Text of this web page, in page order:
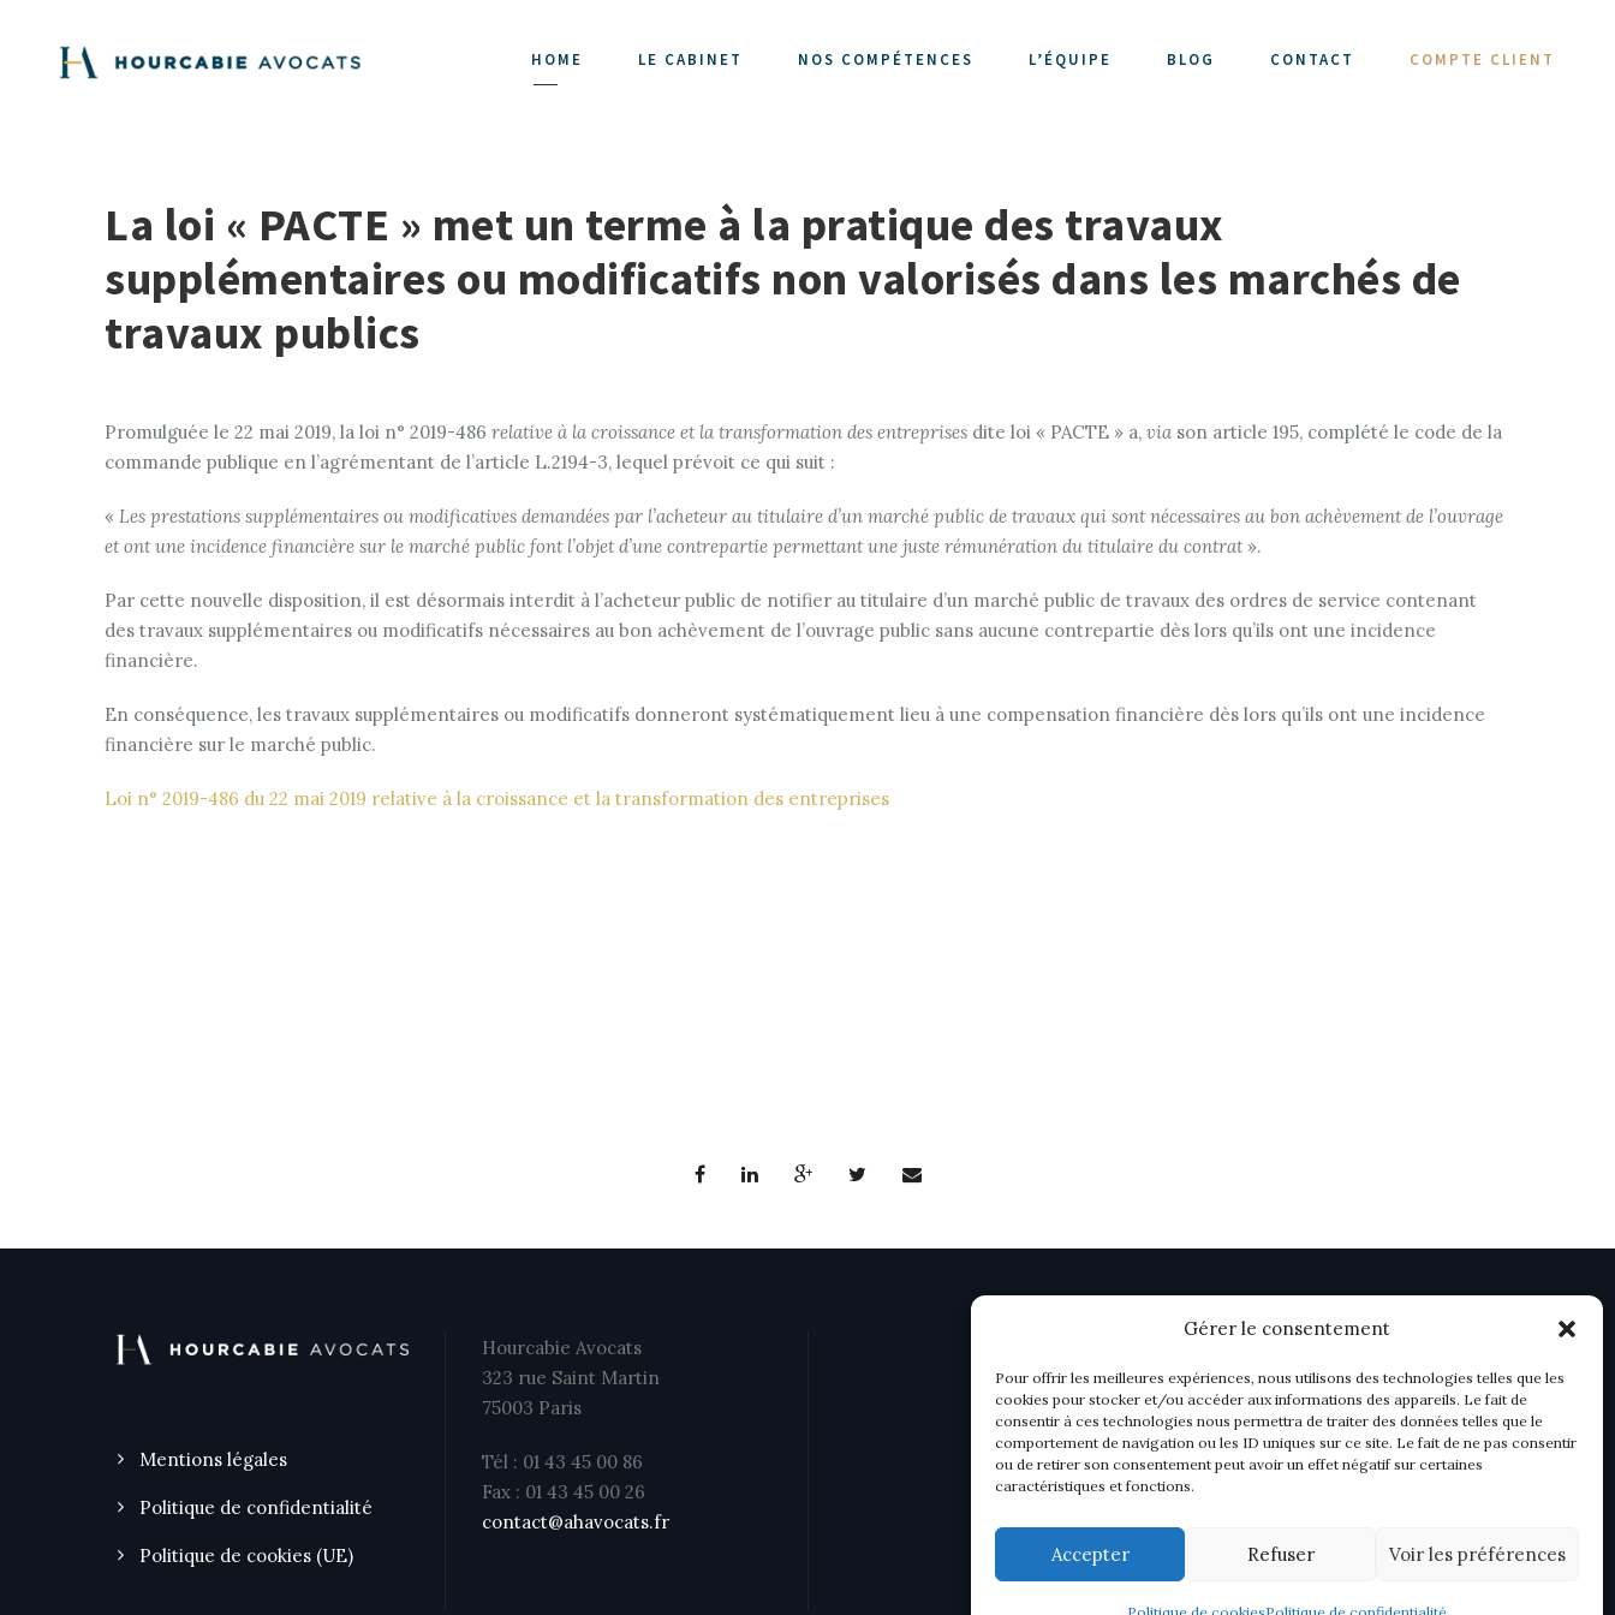
Gérer le consentement
Pour offrir les meilleures expériences, nous utilisons des technologies telles que les
cookies pour stocker et/ou accéder aux informations des appareils. Le fait de
consentir à ces technologies nous permettra de traiter des données telles que le
comportement de navigation ou les ID uniques sur ce site. Le fait de ne pas consentir
ou de retirer son consentement peut avoir un effet négatif sur certaines
caractéristiques et fonctions.
Accepter Refuser Voir les préférences
HOME LE CABINET NOS COMPÉTENCES L’ÉQUIPE BLOG CONTACT COMPTE CLIENT
La loi « PACTE » met un terme à la pratique des travaux
supplémentaires ou modificatifs non valorisés dans les marchés de
travaux publics
Promulguée le 22 mai 2019, la loi n° 2019-486 relative à la croissance et la transformation des entreprises dite loi « PACTE » a, via son article 195, complété le code de la
commande publique en l’agrémentant de l’article L.2194-3, lequel prévoit ce qui suit :
« Les prestations supplémentaires ou modificatives demandées par l’acheteur au titulaire d’un marché public de travaux qui sont nécessaires au bon achèvement de l’ouvrage
et ont une incidence financière sur le marché public font l’objet d’une contrepartie permettant une juste rémunération du titulaire du contrat».
Par cette nouvelle disposition, il est désormais interdit à l’acheteur public de notifier au titulaire d’un marché public de travaux des ordres de service contenant
des travaux supplémentaires ou modificatifs nécessaires au bon achèvement de l’ouvrage public sans aucune contrepartie dès lors qu’ils ont une incidence
financière.
En conséquence, les travaux supplémentaires ou modificatifs donneront systématiquement lieu à une compensation financière dès lors qu’ils ont une incidence
financière sur le marché public.
Loi n° 2019-486 du 22 mai 2019 relative à la croissance et la transformation des entreprises
Mentions légales
Politique de confidentialité
Politique de cookies (UE)
Hourcabie Avocats
323 rue Saint Martin
75003 Paris
Tél : 01 43 45 00 86
Fax : 01 43 45 00 26
contact@ahavocats.fr